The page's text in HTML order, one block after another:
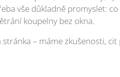
vše důkladně promyslet:
koupelny bez okna.
stránka – máme zkušenosti,